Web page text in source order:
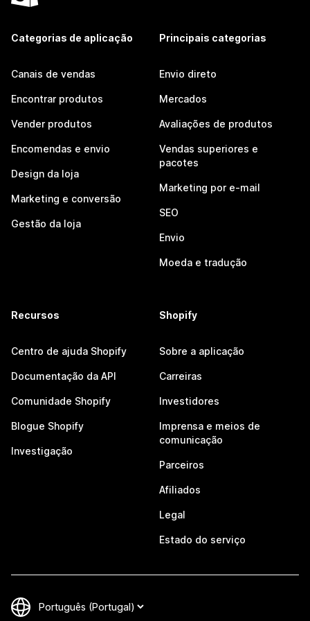
Categorias de aplicação
Canais de vendas
Encontrar produtos
Vender produtos
Encomendas e envio
Design da loja
Marketing e conversão
Gestão da loja
Principais categorias
Envio direto
Mercados
Avaliações de produtos
Vendas superiores e
pacotes
Marketing por e-mail
SEO
Envio
Moeda e tradução
Recursos
Centro de ajuda Shopify
Documentação da API
Comunidade Shopify
Blogue Shopify
Investigação
Shopify
Sobre a aplicação
Carreiras
Investidores
Imprensa e meios de
comunicação
Parceiros
Afiliados
Legal
Estado do serviço